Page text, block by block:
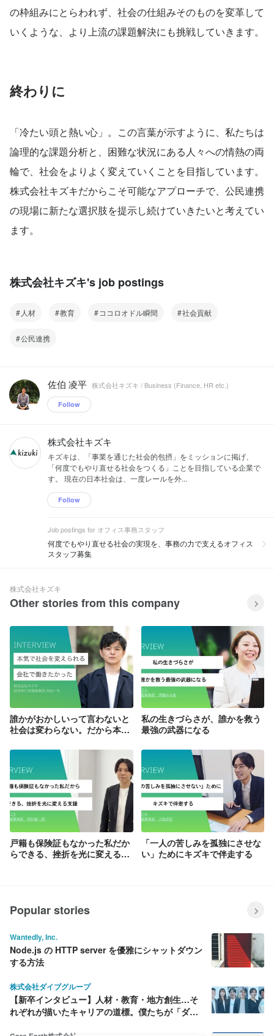
の枠組みにとらわれず、社会の仕組みそのものを変革して
いくような、より上流の課題解決にも挑戦していきます。
終わりに
「冷たい頭と熱い心」。この言葉が示すように、私たちは
論理的な課題分析と、困難な状況にある人々への情熱の両
輪で、社会をよりよく変えていくことを目指しています。
株式会社キズキだからこそ可能なアプローチで、公民連携
の現場に新たな選択肢を提示し続けていきたいと考えてい
ます。
株式会社キズキ's job postings
人材 教育 ココロオドル瞬間 社会貢献
公民連携
佐伯 凌平 株式会社キズキ / Business (Finance, HR etc.)
Follow
株式会社キズキ
キズキは、「事業を通じた社会的包摂」をミッションに掲げ、
「何度でもやり直せる社会をつくる」ことを目指している企業で
す。 現在の日本社会は、一度レールを外...
Follow
Job postings for オフィス事務スタッフ
何度でもやり直せる社会の実現を、事務の力で支えるオフィス
スタッフ募集
株式会社キズキ
Other stories from this company
誰かがおかしいって言わないと
社会は変わらない。だから本気
社で働きたかった。
私の生きづらさが、誰かを救う
最強の武器になる
戸籍も保険証もなかった私だか
らできる、挫折を光に変える支
「一人の苦しみを孤独にさせな
い」ためにキズキで伴走する
Popular stories
Wantedly, Inc.
Node.js の HTTP server を優雅にシャットダウン
する方法
株式会社ダイブグループ
【新卒インタビュー】人材・教育・地方創生…そ
れぞれが描いたキャリアの道標。僕たちが「ダイ